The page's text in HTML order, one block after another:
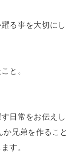
る事を大切にし
と。
日常をお伝えし
兄弟を作ること
す。